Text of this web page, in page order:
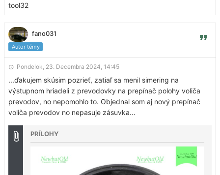
tool32
fano031
Autor témy
Pondelok, 23. Decembra 2024, 14:45
...ďakujem skúsim pozrieť, zatiaľ sa menil simering na
výstupnom hriadeli z prevodovky na prepínač polohy voliča
prevodov, no nepomohlo to. Objednal som aj nový prepínač
voliča prevodov no nepasuje zásuvka...
PRÍLOHY